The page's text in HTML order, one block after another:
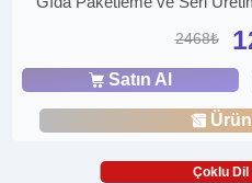
2468₺
Satın Al
Çoklu Dil